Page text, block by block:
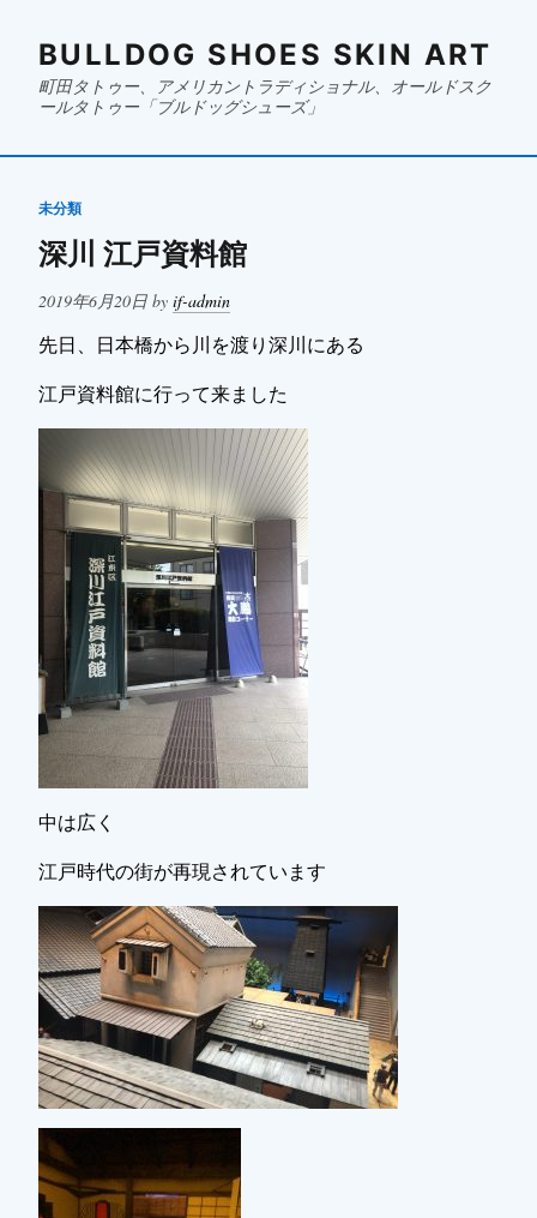
BULLDOG SHOES SKIN ART
町田タトゥー、アメリカントラディショナル、オールドスク
ールタトゥー「ブルドッグシューズ」
未分類
深川 江戸資料館
Posted
2019年6月20日 by if-admin
先日、日本橋から川を渡り深川にある
江戸資料館に行って来ました
中は広く
江戸時代の街が再現されています